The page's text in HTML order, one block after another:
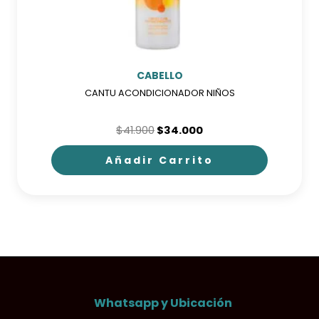
la
página
de
producto
CABELLO
CANTU ACONDICIONADOR NIÑOS
$41.900El
precio
original
$34.000El
precio
actual
Añadir Carrito
Whatsapp y Ubicación